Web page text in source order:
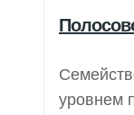
уровнем